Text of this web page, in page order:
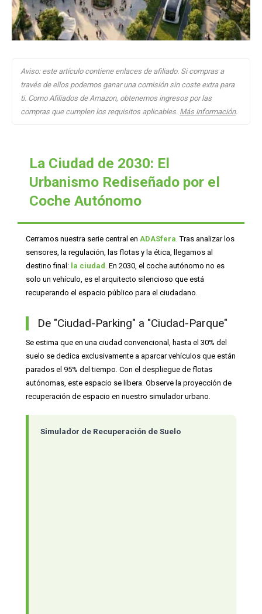
Aviso: este artículo contiene enlaces de afiliado. Si compras a
través de ellos podemos ganar una comisión sin coste extra para
ti. Como Afiliados de Amazon, obtenemos ingresos por las
compras que cumplen los requisitos aplicables. Más información.
La Ciudad de 2030: El
Urbanismo Rediseñado por el
Coche Autónomo
Cerramos nuestra serie central en ADASfera. Tras analizar los
sensores, la regulación, las flotas y la ética, llegamos al
destino final: la ciudad . En 2030, el coche autónomo no es
solo un vehículo, es el arquitecto silencioso que está
recuperando el espacio público para el ciudadano.
De "Ciudad-Parking" a "Ciudad-Parque"
Se estima que en una ciudad convencional, hasta el 30% del
suelo se dedica exclusivamente a aparcar vehículos que están
parados el 95% del tiempo. Con el despliegue de flotas
autónomas, este espacio se libera. Observe la proyección de
recuperación de espacio en nuestro simulador urbano.
Simulador de Recuperación de Suelo